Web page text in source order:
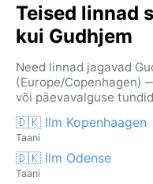
Teised linnad
kui Gudhjem
Need linnad jagavad
(Europe/Copenhagen)
või päevavalguse
🇩🇰 Ilm Kopenhaagen
Taani
🇩🇰 Ilm Odense
Taani